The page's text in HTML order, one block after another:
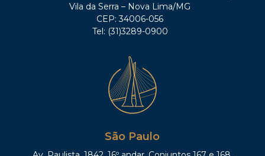
Vila da Serra – Nova Lima/MG
CEP: 34006-056
Tel: (31)3289-0900
São Paulo